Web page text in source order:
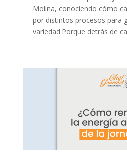
Molina, conociendo cómo
por distintos procesos para
variedad.Porque detrás de